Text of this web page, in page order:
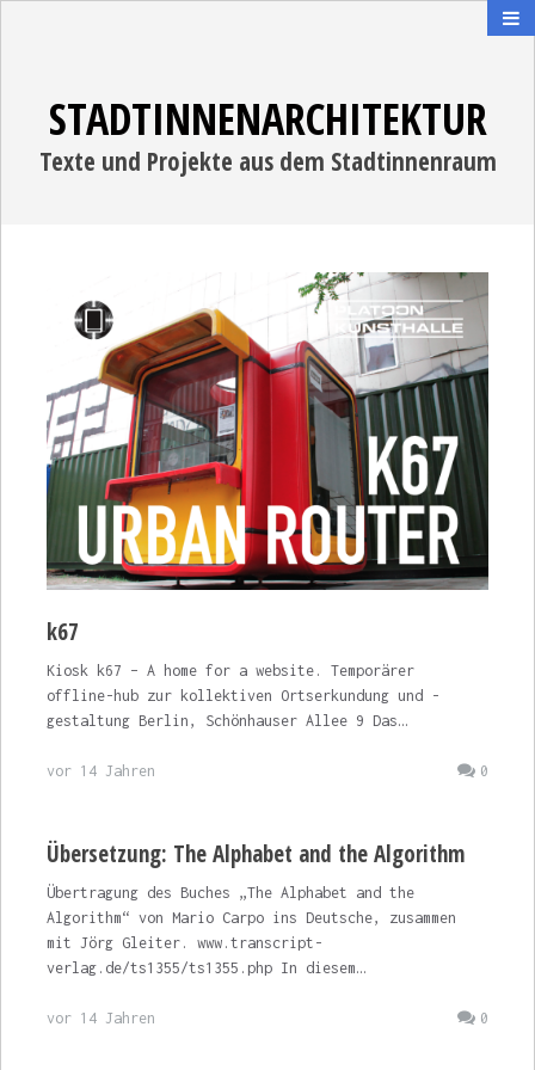
STADTINNENARCHITEKTUR
Texte und Projekte aus dem Stadtinnenraum
k67
Kiosk k67 – A home for a website. Temporärer
offline-hub zur kollektiven Ortserkundung und -
gestaltung Berlin, Schönhauser Allee 9 Das…
0
vor 14 Jahren
Übersetzung: The Alphabet and the Algorithm
Übertragung des Buches „The Alphabet and the
Algorithm“ von Mario Carpo ins Deutsche, zusammen
mit Jörg Gleiter. www.transcript-
verlag.de/ts1355/ts1355.php In diesem…
0
vor 14 Jahren